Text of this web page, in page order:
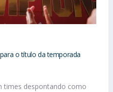
o título da temporada
times despontando como